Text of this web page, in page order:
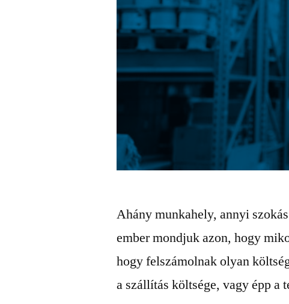
Ahány munkahely, annyi
ember mondjuk azon, hogy
hogy felszámolnak olyan
a szállítás költsége, vagy épp a